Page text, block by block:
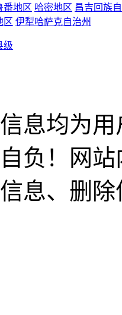
番地区 哈密地区 昌吉回族
区 伊犁哈萨克自治州
级
息均为
负！网
息、删